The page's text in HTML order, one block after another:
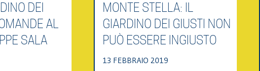
DEI
AL
SALA
MONTE STELLA: IL
GIARDINO DEI GIUSTI NON
PUÒ ESSERE INGIUSTO
13 FEBBRAIO 2019